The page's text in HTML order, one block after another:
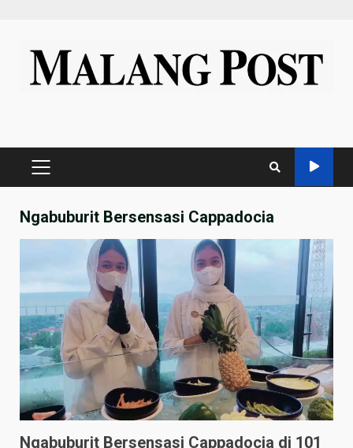
content
PRIMARY
Ngabuburit Bersensasi Cappadocia
Ngabuburit Bersensasi Cappadocia di 101